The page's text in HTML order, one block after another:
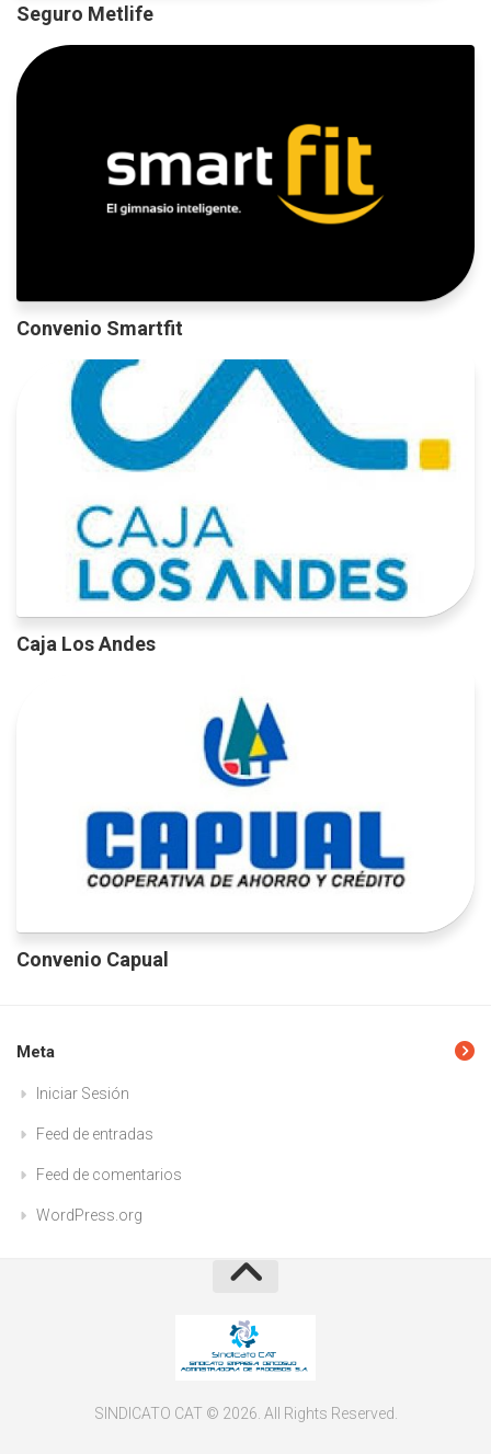
Seguro Metlife
Convenio Smartfit
Caja Los Andes
Convenio Capual
Meta
Iniciar Sesión
Feed de entradas
Feed de comentarios
WordPress.org
SINDICATO CAT © 2026. All Rights Reserved.